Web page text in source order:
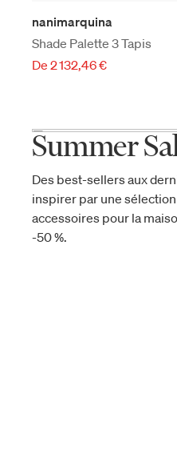
nanimarquina
Shade Palette 3 Tapis
De 2 132,46 €
Summer
Des best-sellers aux
inspirer par une
accessoires pour la
-50 %.